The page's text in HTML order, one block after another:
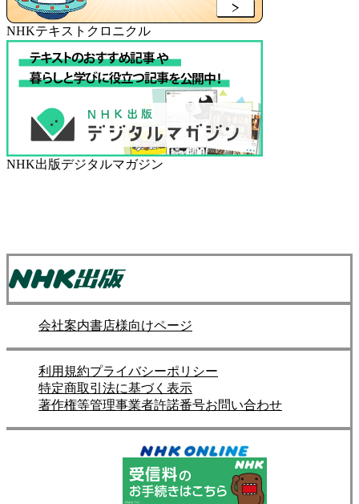
NHKテキストクロニクル
NHK出版デジタルマガジン
会社案内書店様向けページ
利用規約プライバシーポリシー
特定商取引法に基づく表示
著作権等管理事業者許諾番号お問い合わせ